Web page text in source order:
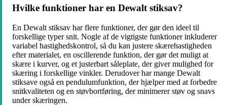
Hvilke funktioner har en Dewalt stiksav?
En Dewalt stiksav har flere funktioner, der gør den ideel til
forskellige typer snit. Nogle af de vigtigste funktioner inkluderer
variabel hastighedskontrol, så du kan justere skærehastigheden
efter materialet, en oscillerende funktion, der gør det muligt at
skære i kurver, og et justerbart såleplate, der giver mulighed for
skæring i forskellige vinkler. Derudover har mange Dewalt
stiksave også en pendulumfunktion, der hjælper med at forbedre
snitkvaliteten og en støvbortføring, der minimerer støv og snavs
under skæringen.